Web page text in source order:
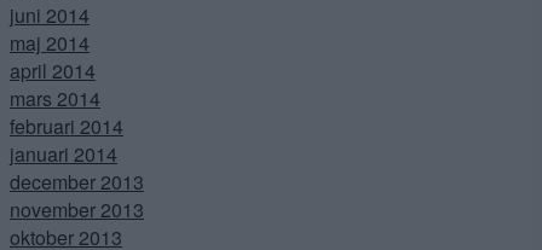
juni 2014
maj 2014
april 2014
mars 2014
februari 2014
januari 2014
december 2013
november 2013
oktober 2013